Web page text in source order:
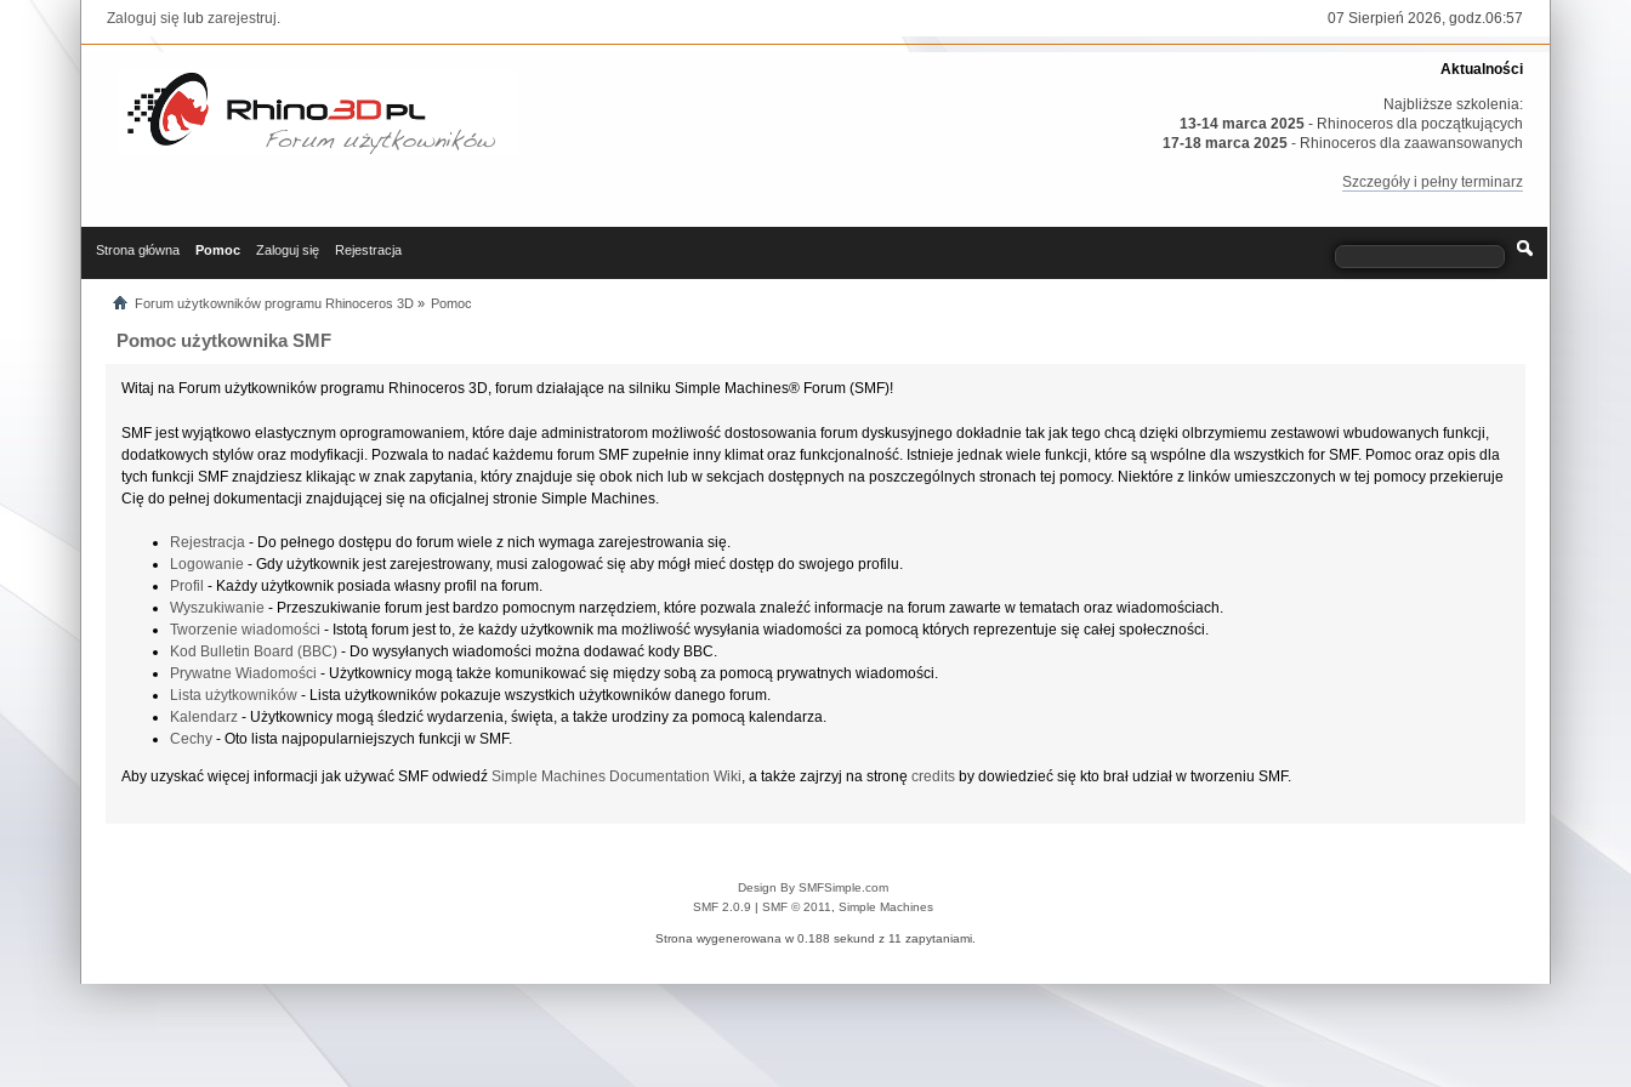
Zaloguj się lubzarejestruj. 07 Sierpień 2026, godz.06:57
Aktualności
Najbliższe szkolenia:
13-14 marca 2025 - Rhinoceros dla początkujących
17-18 marca 2025 - Rhinoceros dla zaawansowanych
Szczegóły i pełny terminarz
Strona główna Pomoc Zaloguj się Rejestracja
Forum użytkowników programu Rhinoceros 3D» Pomoc
Pomoc użytkownika SMF
Witaj na Forum użytkowników programu Rhinoceros 3D, forum działające na silniku Simple Machines® Forum (SMF)!
SMF jest wyjątkowo elastycznym oprogramowaniem, które daje administratorom możliwość dostosowania forum dyskusyjnego dokładnie tak jak tego chcą dzięki olbrzymiemu zestawowi wbudowanych funkcji,
dodatkowych stylów oraz modyfikacji. Pozwala to nadać każdemu forum SMF zupełnie inny klimat oraz funkcjonalność. Istnieje jednak wiele funkcji, które są wspólne dla wszystkich for SMF. Pomoc oraz opis dla
tych funkcji SMF znajdziesz klikając w znak zapytania, który znajduje się obok nich lub w sekcjach dostępnych na poszczególnych stronach tej pomocy. Niektóre z linków umieszczonych w tej pomocy przekieruje
Cię do pełnej dokumentacji znajdującej się na oficjalnej stronie Simple Machines.
Rejestracja- Do pełnego dostępu do forum wiele z nich wymaga zarejestrowania się.
Logowanie - Gdy użytkownik jest zarejestrowany, musi zalogować się aby mógł mieć dostęp do swojego profilu.
Profil - Każdy użytkownik posiada własny profil na forum.
Wyszukiwanie - Przeszukiwanie forum jest bardzo pomocnym narzędziem, które pozwala znaleźć informacje na forum zawarte w tematach oraz wiadomościach.
Tworzenie wiadomości - Istotą forum jest to, że każdy użytkownik ma możliwość wysyłania wiadomości za pomocą których reprezentuje się całej społeczności.
Kod Bulletin Board (BBC)- Do wysyłanych wiadomości można dodawać kody BBC.
Prywatne Wiadomości - Użytkownicy mogą także komunikować się między sobą za pomocą prywatnych wiadomości.
Lista użytkowników- Lista użytkowników pokazuje wszystkich użytkowników danego forum.
Kalendarz- Użytkownicy mogą śledzić wydarzenia, święta, a także urodziny za pomocą kalendarza.
Cechy- Oto lista najpopularniejszych funkcji w SMF.
Aby uzyskać więcej informacji jak używać SMF odwiedź Simple Machines Documentation Wiki, a także zajrzyj na stronę creditsby dowiedzieć się kto brał udział w tworzeniu SMF.
Design By SMFSimple.com
SMF 2.0.9 | SMF © 2011 Simple Machines
Strona wygenerowana w 0.188 sekund z 11 zapytaniami.